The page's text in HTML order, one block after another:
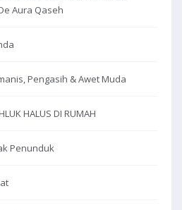
Aura Qaseh
Pengasih & Awet Muda
HALUS DI RUMAH
Penunduk